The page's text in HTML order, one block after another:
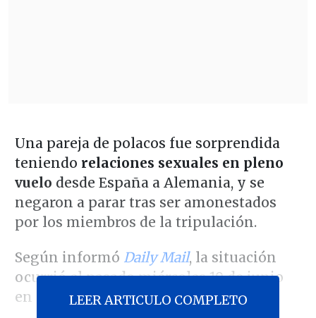
Una pareja de polacos fue sorprendida
teniendo relaciones sexuales en pleno
vuelo desde España a Alemania, y se
negaron a parar tras ser amonestados
por los miembros de la tripulación.
Según informó Daily Mail, la situación
ocurrió el pasado miércoles 19 de junio
en un vuelo de la aerolínea Lufthansa.
LEER ARTICULO COMPLETO